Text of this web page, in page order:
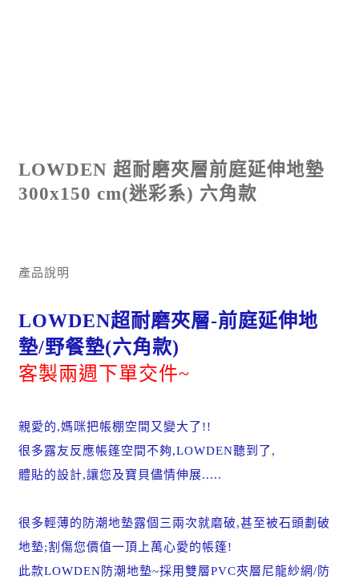
LOWDEN 超耐磨夾層前庭延伸地墊
300x150 cm(迷彩系) 六角款
產品說明
LOWDEN超耐磨夾層-前庭延伸地
墊/野餐墊(六角款)
客製兩週下單交件~
親愛的,媽咪把帳棚空間又變大了!!
很多露友反應帳篷空間不夠,LOWDEN聽到了,
體貼的設計,讓您及寶貝儘情伸展.....
很多輕薄的防潮地墊露個三兩次就磨破,甚至被石頭劃破
地墊;割傷您價值一頂上萬心愛的帳篷!
此款LOWDEN防潮地墊~採用雙層PVC夾層尼龍紗網/防